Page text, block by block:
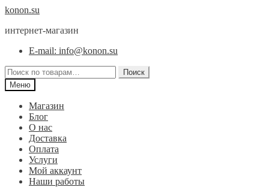
Перейти
навигации
Перейти
содержимому
konon.su
интернет-магазин
E-mail: info@konon.su
Искать:
Поиск
Меню
Магазин
Блог
О нас
Доставка
Оплата
Услуги
Мой аккаунт
Наши работы